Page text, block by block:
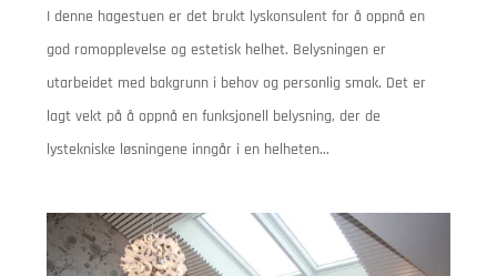
I denne hagestuen er det brukt lyskonsulent for å oppnå en
god romopplevelse og estetisk helhet. Belysningen er
utarbeidet med bakgrunn i behov og personlig smak. Det er
lagt vekt på å oppnå en funksjonell belysning, der de
lystekniske løsningene inngår i en helheten...